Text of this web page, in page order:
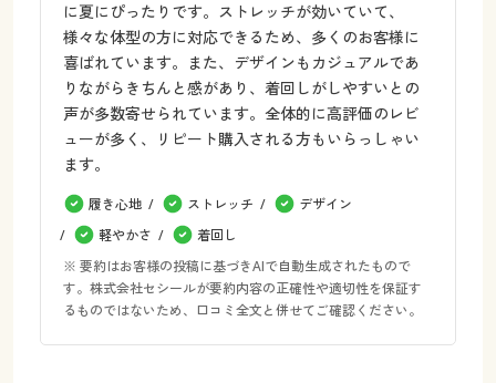
に夏にぴったりです。ストレッチが効いていて、
様々な体型の方に対応できるため、多くのお客様に
喜ばれています。また、デザインもカジュアルであ
りながらきちんと感があり、着回しがしやすいとの
声が多数寄せられています。全体的に高評価のレビ
ューが多く、リピート購入される方もいらっしゃい
ます。
履き心地 ストレッチ
デザイン
軽やかさ
着回し
※ 要約はお客様の投稿に基づきAIで自動生成されたもので
す。株式会社セシールが要約内容の正確性や適切性を保証す
るものではないため、口コミ全文と併せてご確認ください。